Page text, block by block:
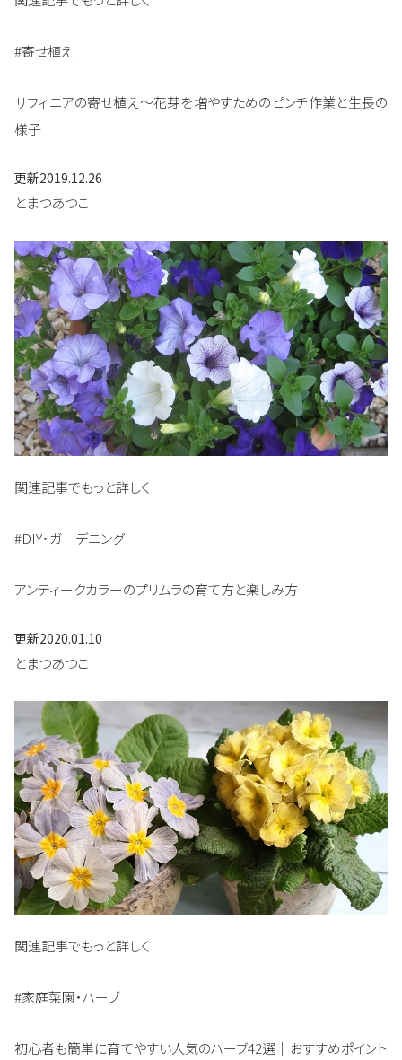
#寄せ植え
サフィニアの寄せ植え～花芽を増やすためのピンチ作業と生長の
様子
更新2019.12.26
とまつあつこ
関連記事でもっと詳しく
#DIY・ガーデニング
アンティークカラーのプリムラの育て方と楽しみ方
更新2020.01.10
とまつあつこ
関連記事でもっと詳しく
#家庭菜園・ハーブ
初心者も簡単に育てやすい人気のハーブ42選｜おすすめポイント